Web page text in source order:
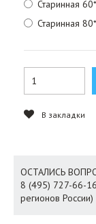
Старинная
Старинная
В закладки
ОСТАЛИСЬ
8 (495) 727-66-
регионов России)